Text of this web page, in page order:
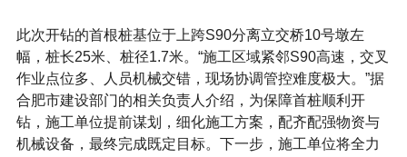
此次开钻的首根桩基位于上跨S90分离立交桥10号墩左
幅，桩长25米、桩径1.7米。“施工区域紧邻S90高速，交叉
作业点位多、人员机械交错，现场协调管控难度极大。”据
合肥市建设部门的相关负责人介绍，为保障首桩顺利开
钻，施工单位提前谋划，细化施工方案，配齐配强物资与
机械设备，最终完成既定目标。下一步，施工单位将全力